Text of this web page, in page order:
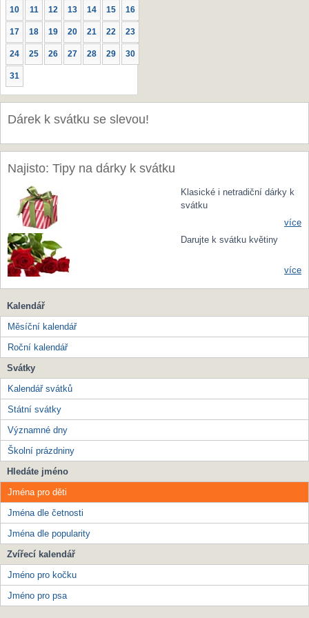
10 11 12 13 14 15 16
17 18 19 20 21 22 23
24 25 26 27 28 29 30
31
Dárek k svátku se slevou!
Najisto: Tipy na dárky k svátku
Klasické i netradiční dárky k
svátku
více
Darujte k svátku květiny
více
Kalendář
Měsíční kalendář
Roční kalendář
Svátky
Kalendář svátků
Státní svátky
Významné dny
Školní prázdniny
Hledáte jméno
Jména pro děti
Jména dle četnosti
Jména dle popularity
Zvířecí kalendář
Jméno pro kočku
Jméno pro psa